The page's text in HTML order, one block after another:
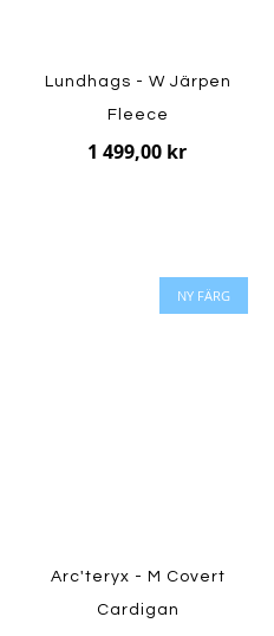
Lundhags - W Järpen
Fleece
1 499,00 kr
NY FÄRG
Arc'teryx - M Covert
Cardigan